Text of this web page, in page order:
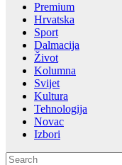
Premium
Hrvatska
Sport
Dalmacija
Život
Kolumna
Svijet
Kultura
Tehnologija
Novac
Izbori